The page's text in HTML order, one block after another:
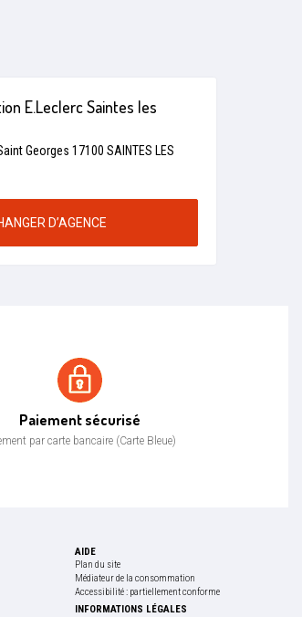
E.Leclerc Saintes les
Georges 17100 SAINTES LES
D’AGENCE
Paiement sécurisé
par carte bancaire (Carte Bleue)
AIDE
Plan du site
Médiateur de la consommation
Accessibilité : partiellement conforme
INFORMATIONS LÉGALES